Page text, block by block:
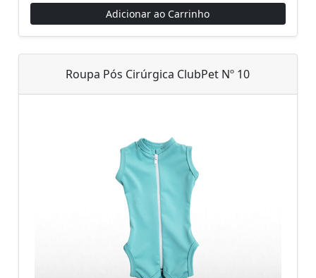
Adicionar ao Carrinho
Roupa Pós Cirúrgica ClubPet Nº 10